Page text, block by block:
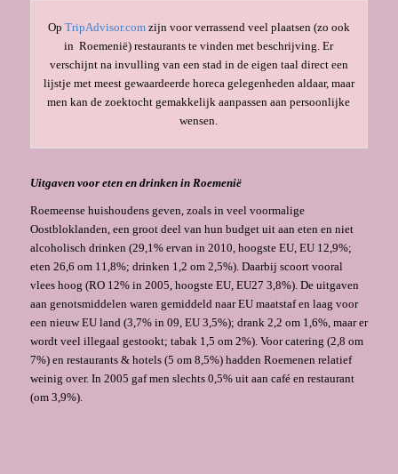
Op TripAdvisor.comzijn voor verrassend veel plaatsen (zo ook
in Roemenië) restaurants te vinden met beschrijving. Er
verschijnt na invulling van een stad in de eigen taal direct een
lijstje met meest gewaardeerde horeca gelegenheden aldaar, maar
men kan de zoektocht gemakkelijk aanpassen aan persoonlijke
wensen.
Uitgaven voor eten en drinken in Roemenië
Roemeense huishoudens geven, zoals in veel voormalige
Oostbloklanden, een groot deel van hun budget uit aan eten en niet
alcoholisch drinken (29,1% ervan in 2010, hoogste EU, EU 12,9%;
eten 26,6 om 11,8%; drinken 1,2 om 2,5%). Daarbij scoort vooral
vlees hoog (RO 12% in 2005, hoogste EU, EU27 3,8%). De uitgaven
aan genotsmiddelen waren gemiddeld naar EU maatstaf en laag voor
een nieuw EU land (3,7% in 09, EU 3,5%); drank 2,2 om 1,6%, maar er
wordt veel illegaal gestookt; tabak 1,5 om 2%). Voor catering (2,8 om
7%) en restaurants & hotels (5 om 8,5%) hadden Roemenen relatief
weinig over. In 2005 gaf men slechts 0,5% uit aan café en restaurant
(om 3,9%).